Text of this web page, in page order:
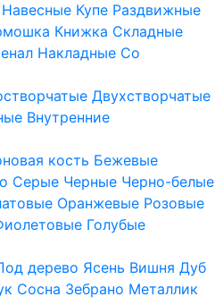
Навесные Купе Раздвижные
Книжка Складные
Накладные Со
Двухстворчатые
Внутренние
кость Бежевые
Серые Черные Черно-белые
Оранжевые Розовые
Голубые
дерево Ясень Вишня Дуб
Сосна Зебрано Металлик